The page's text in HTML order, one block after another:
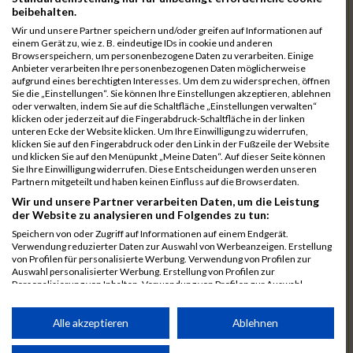
7172 Schneider
00:39:47.3
7192
Stadtmüller
00:39:56.1
7078
Kuznetsov 00:39:58.7
03:21:27
7025
Hauns
00:40:10.6
7239
Wörz
00:40:24.7
7110
Müller
00:40:26.0
7232
Winter
00:40:27.7
6977
Brunner 00:40:38.0
7092
Lüpertz
00:40:44.0
7152
Roppelt
00:40:45.8
6952
Bär
00:40:59.7
7136
Pust
00:41:23.3
7073
Kühn 00:41:35.5
03:30:34
Leingang
00:41:50.1
beibehalten.
Wir und unsere Partner speichern und/oder greifen auf Informationen auf
einem Gerät zu, wie z. B. eindeutige IDs in cookie und anderen
Browserspeichern, um personenbezogene Daten zu verarbeiten. Einige
Anbieter verarbeiten Ihre personenbezogenen Daten möglicherweise
aufgrund eines berechtigten Interesses. Um dem zu widersprechen, öffnen
Sie die „Einstellungen“. Sie können Ihre Einstellungen akzeptieren, ablehnen
oder verwalten, indem Sie auf die Schaltfläche „Einstellungen verwalten“
klicken oder jederzeit auf die Fingerabdruck-Schaltfläche in der linken
unteren Ecke der Website klicken. Um Ihre Einwilligung zu widerrufen,
klicken Sie auf den Fingerabdruck oder den Link in der Fußzeile der Website
und klicken Sie auf den Menüpunkt „Meine Daten“. Auf dieser Seite können
Sie Ihre Einwilligung widerrufen. Diese Entscheidungen werden unseren
Partnern mitgeteilt und haben keinen Einfluss auf die Browserdaten.
Wir und unsere Partner verarbeiten Daten, um die Leistung
der Website zu analysieren und Folgendes zu tun:
Speichern von oder Zugriff auf Informationen auf einem Endgerät.
Verwendung reduzierter Daten zur Auswahl von Werbeanzeigen. Erstellung
von Profilen für personalisierte Werbung. Verwendung von Profilen zur
Auswahl personalisierter Werbung. Erstellung von Profilen zur
Personalisierung von Inhalten. Verwendung von Profilen zur Auswahl
Performance von Inhalten. Analyse von Zielgruppen durch Statistiken oder
Kombinationen von Daten aus verschiedenen Quellen. Entwicklung und
von Inhalten.
Alle akzeptieren Ablehnen